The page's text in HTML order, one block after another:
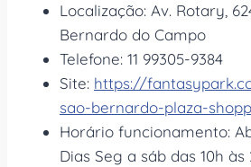
Localização: Av. Rotary,
Bernardo do Campo
Telefone: 11 99305-9384
Site: https://
sao-bernardo-plaza-
Horário funcionamento:
Dias Seg a sáb das 10h às